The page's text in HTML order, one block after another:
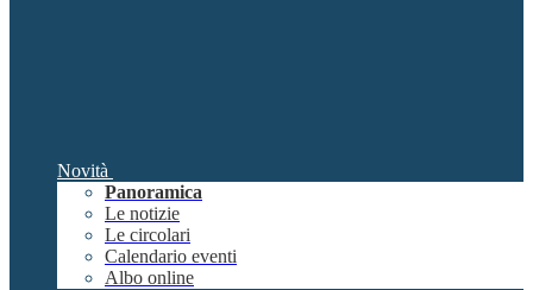
Novità
Panoramica
Le notizie
Le circolari
Calendario eventi
Albo online